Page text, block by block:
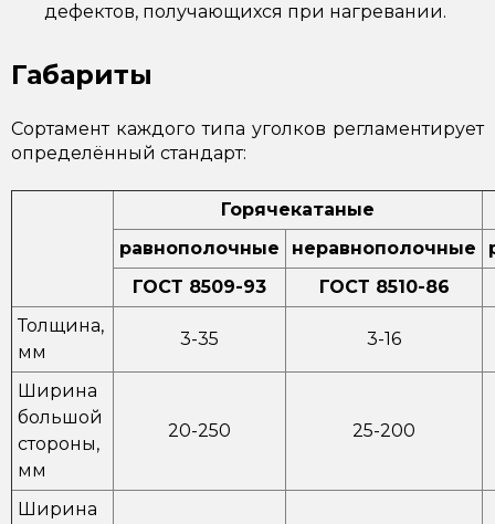
дефектов, получающихся при нагревании.
Габариты
Сортамент каждого типа уголков регламентирует
определённый стандарт:
Горячекатаные
равнополочные
неравнополочные
ГОСТ 8509-93
ГОСТ 8510-86
Толщина,
мм
3-35 3-16
Ширина
большой
стороны,
мм
20-250 25-200
Ширина